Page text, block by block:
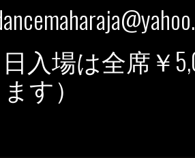
日入場は全席￥
す）